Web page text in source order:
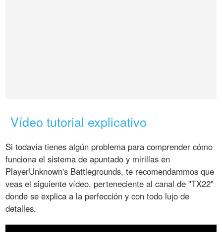
Vídeo tutorial explicativo
Si todavía tienes algún problema para comprender cómo
funciona el sistema de apuntado y mirillas en
PlayerUnknown's Battlegrounds, te recomendammos que
veas el siguiente vídeo, perteneciente al canal de "TX22"
donde se explica a la perfección y con todo lujo de
detalles.